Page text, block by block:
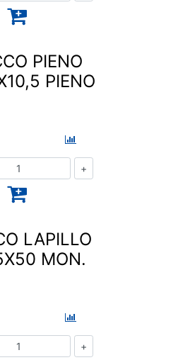
PIENO
PIENO
LAPILLO
MON.